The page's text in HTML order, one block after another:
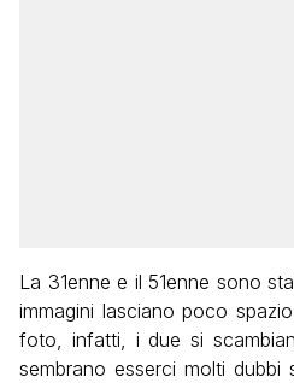
La 31enne e il 51enne sono
immagini lasciano poco
foto, infatti, i due si
sembrano esserci molti